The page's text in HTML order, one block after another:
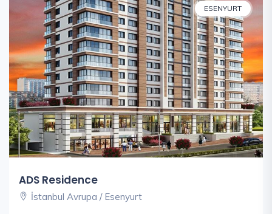
ESENYURT
ADS Residence
İstanbul Avrupa / Esenyurt